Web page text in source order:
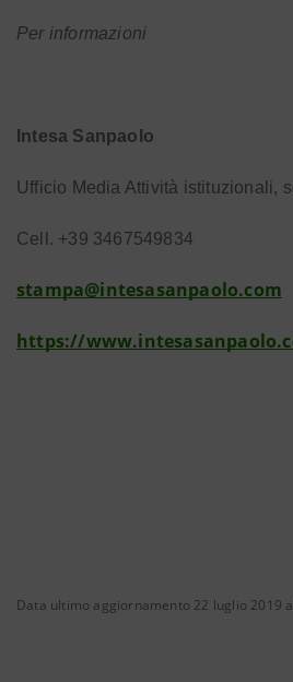
Per informazioni
Intesa Sanpaolo
Ufficio Media Attività istituzionali,
Cell. +39 3467549834
stampa@intesasanpaolo.com
https://
Data ultimo aggiornamento 22 luglio 2019